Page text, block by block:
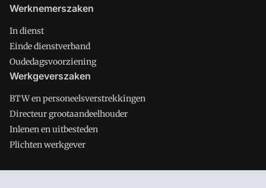
Werknemerszaken
In dienst
Einde dienstverband
Oudedagsvoorziening
Werkgeverszaken
BTW en personeelsverstrekkingen
Directeur grootaandeelhouder
Inlenen en uitbesteden
Plichten werkgever